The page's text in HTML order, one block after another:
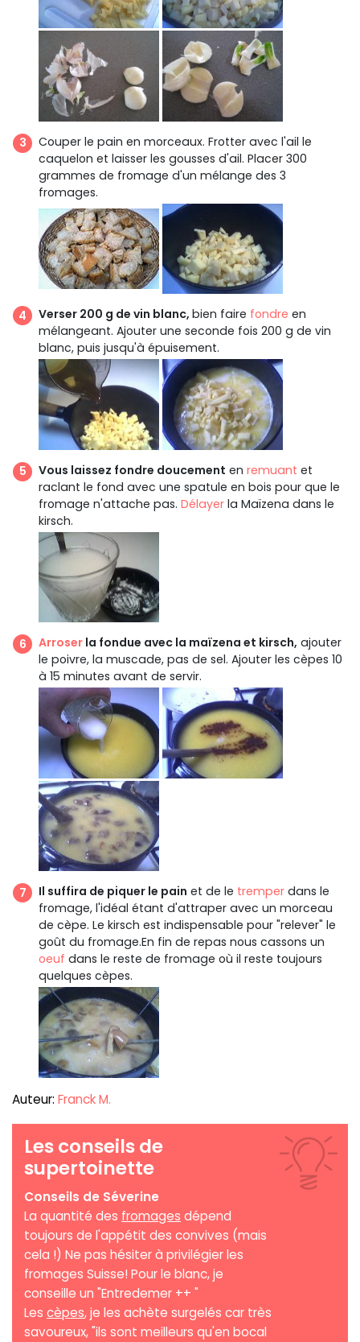
Couper le pain en morceaux. Frotter avec l'ail le
caquelon et laisser les gousses d'ail. Placer 300
grammes de fromage d'un mélange des 3
fromages.
Verser 200 g de vin blanc, bien faire fondre en
mélangeant. Ajouter une seconde fois 200 g de vin
blanc, puis jusqu'à épuisement.
Vous laissez fondre doucement en remuant et
raclant le fond avec une spatule en bois pour que le
fromage n'attache pas. Délayer la Maïzena dans le
kirsch.
Arroser la fondue avec la maïzena et kirsch, ajouter
le poivre, la muscade, pas de sel. Ajouter les cèpes 10
à 15 minutes avant de servir.
Il suffira de piquer le pain et de le tremper dans le
fromage, l'idéal étant d'attraper avec un morceau
de cèpe. Le kirsch est indispensable pour "relever" le
goût du fromage.En fin de repas nous cassons un
oeuf dans le reste de fromage où il reste toujours
quelques cèpes.
Auteur: Franck M.
Les conseils de
supertoinette
Conseils de Séverine
La quantité des fromages dépend
toujours de l'appétit des convives (mais
cela !) Ne pas hésiter à privilégier les
fromages Suisse! Pour le blanc, je
conseille un "Entredemer ++ "
Les cèpes, je les achète surgelés car très
savoureux, "ils sont meilleurs qu'en bocal